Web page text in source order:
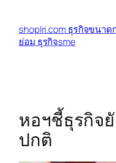
เนื้อหา
shoplri.com ธุรกิจขนาด
ย่อม ธุรกิจsme
หอฯชี้ธุรกิจ
ปกติ